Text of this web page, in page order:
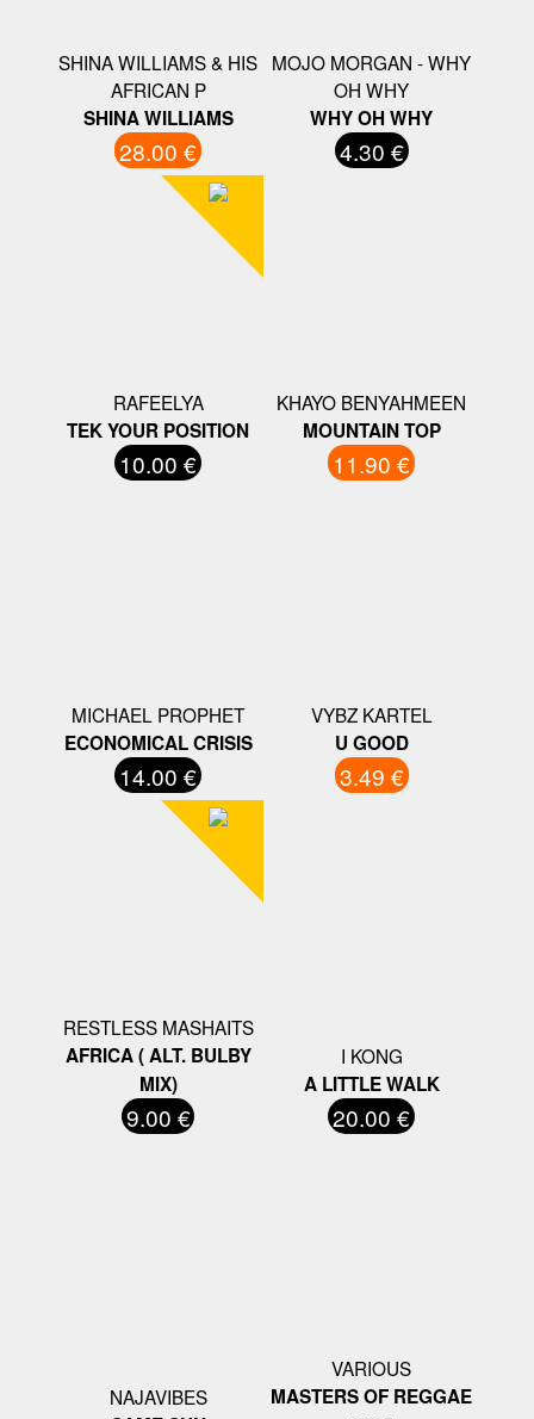
SHINA WILLIAMS & HIS
AFRICAN P
SHINA WILLIAMS
28.00 €
MOJO MORGAN - WHY
OH WHY
WHY OH WHY
4.30 €
RAFEELYA
TEK YOUR POSITION
10.00 €
KHAYO BENYAHMEEN
MOUNTAIN TOP
11.90 €
MICHAEL PROPHET
ECONOMICAL CRISIS
14.00 €
VYBZ KARTEL
U GOOD
3.49 €
RESTLESS MASHAITS
AFRICA ( ALT. BULBY
MIX)
9.00 €
I KONG
A LITTLE WALK
20.00 €
NAJAVIBES
VARIOUS
MASTERS OF REGGAE